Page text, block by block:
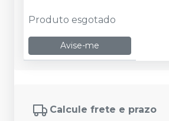
Produto esgotado
Avise-me
Calcule frete e prazo